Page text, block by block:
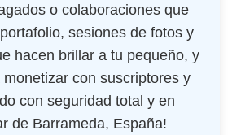
o colaboraciones que
sesiones de fotos y
hacen brillar a tu pequeño, y
monetizar con suscriptores y
con seguridad total y en
de Barrameda, España!